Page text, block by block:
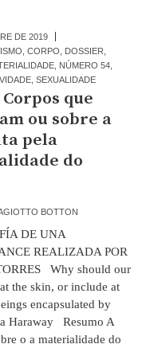
DE 2019
,CORPO DOSSIER
NÚMERO 54
,SEXUALIDADE
que
ou sobre a
pela
do
BOTTON
DE UNA
REALIZADA POR
Why should our
the skin, or include at
encapsulated by
Haraway Resumo A
o a materialidade do